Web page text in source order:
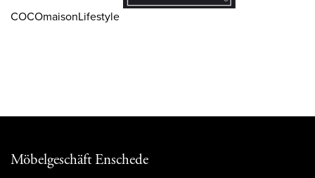
COCOmaisonLifestyle
Möbelgeschäft Enschede